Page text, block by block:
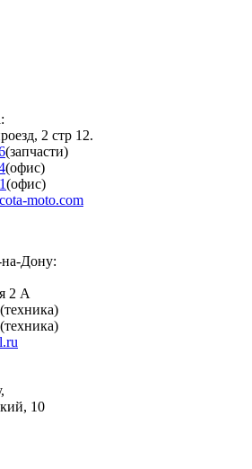
2 стр 12.
(запчасти)
(офис)
(офис)
moto.com
на-Дону:
2 А
(техника)
(техника)
10